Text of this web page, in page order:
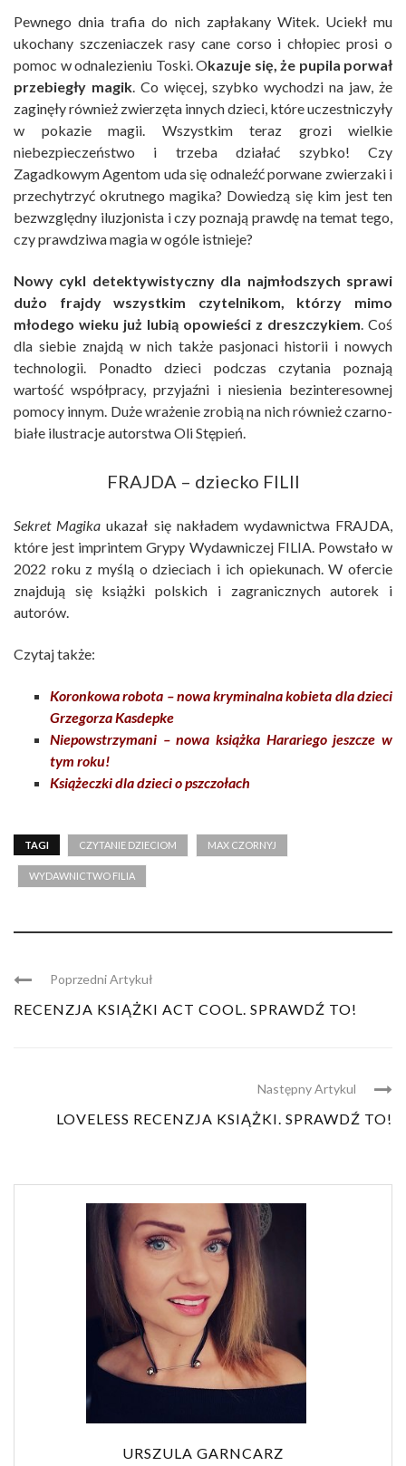
Pewnego dnia trafia do nich zapłakany Witek. Uciekł mu
ukochany szczeniaczek rasy cane corso i chłopiec prosi o
pomoc w odnalezieniu Toski. Okazuje się, że pupila porwał
przebiegły magik. Co więcej, szybko wychodzi na jaw, że
zaginęły również zwierzęta innych dzieci, które uczestniczyły
w pokazie magii. Wszystkim teraz grozi wielkie
niebezpieczeństwo i trzeba działać szybko! Czy
Zagadkowym Agentom uda się odnaleźć porwane zwierzaki i
przechytrzyć okrutnego magika? Dowiedzą się kim jest ten
bezwzględny iluzjonista i czy poznają prawdę na temat tego,
czy prawdziwa magia w ogóle istnieje?
Nowy cykl detektywistyczny dla najmłodszych sprawi
dużo frajdy wszystkim czytelnikom, którzy mimo
młodego wieku już lubią opowieści z dreszczykiem. Coś
dla siebie znajdą w nich także pasjonaci historii i nowych
technologii. Ponadto dzieci podczas czytania poznają
wartość współpracy, przyjaźni i niesienia bezinteresownej
pomocy innym. Duże wrażenie zrobią na nich również czarno-
białe ilustracje autorstwa Oli Stępień.
FRAJDA – dziecko FILII
Sekret Magika ukazał się nakładem wydawnictwa FRAJDA,
które jest imprintem Grypy Wydawniczej FILIA. Powstało w
2022 roku z myślą o dzieciach i ich opiekunach. W ofercie
znajdują się książki polskich i zagranicznych autorek i
autorów.
Czytaj także:
Koronkowa robota – nowa kryminalna kobieta dla dzieci
Grzegorza Kasdepke
Niepowstrzymani – nowa książka Harariego jeszcze w
tym roku!
Książeczki dla dzieci o pszczołach
TAGI CZYTANIE DZIECIOM MAX CZORNYJ
WYDAWNICTWO FILIA
Poprzedni Artykuł
RECENZJA KSIĄŻKI ACT COOL. SPRAWDŹ TO!
Następny Artykul
LOVELESS RECENZJA KSIĄŻKI. SPRAWDŹ TO!
URSZULA GARNCARZ